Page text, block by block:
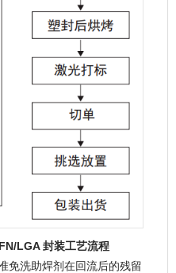
LGA 封装工艺流程
免洗助焊剂在回流后的残留